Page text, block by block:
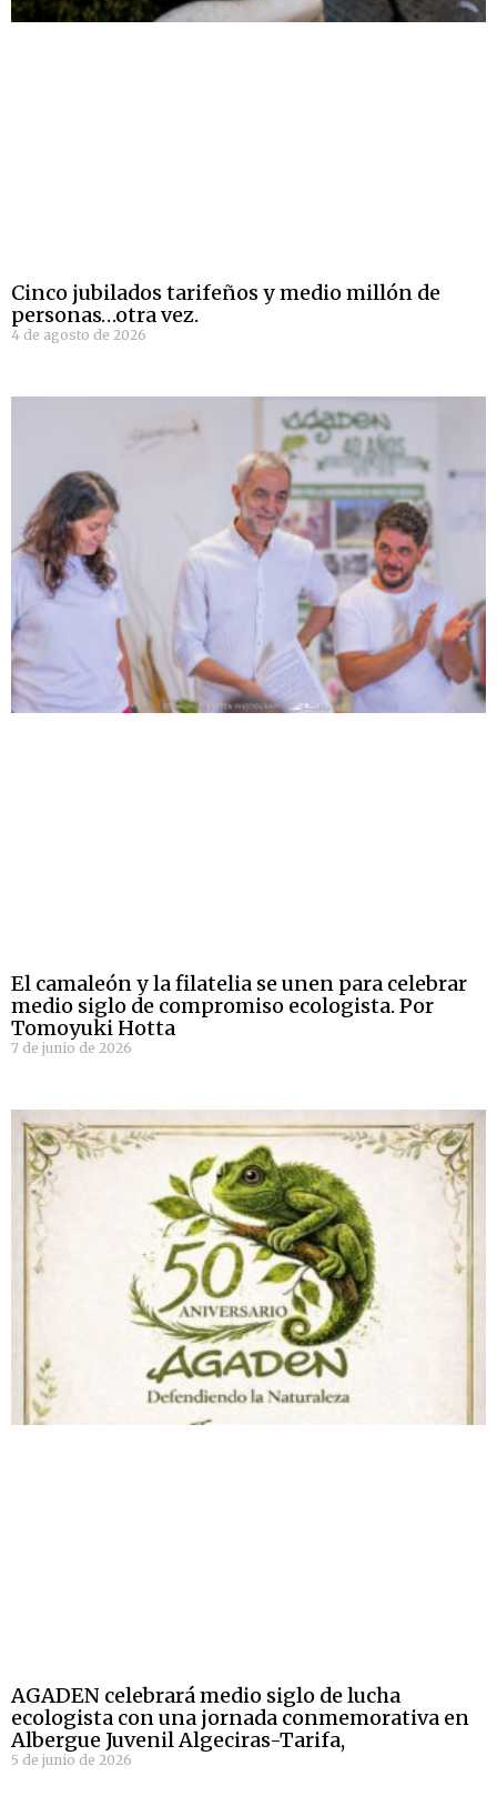
Cinco jubilados tarifeños y medio millón de
personas…otra vez.
4 de agosto de 2026
El camaleón y la filatelia se unen para celebrar
medio siglo de compromiso ecologista. Por
Tomoyuki Hotta
7 de junio de 2026
AGADEN celebrará medio siglo de lucha
ecologista con una jornada conmemorativa en
Albergue Juvenil Algeciras-Tarifa,
5 de junio de 2026